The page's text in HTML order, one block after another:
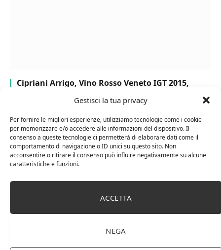
Gestisci la tua privacy
Per fornire le migliori esperienze, utilizziamo tecnologie come i cookie
per memorizzare e/o accedere alle informazioni del dispositivo. Il
consenso a queste tecnologie ci permetterà di elaborare dati come il
comportamento di navigazione o ID unici su questo sito. Non
acconsentire o ritirare il consenso può influire negativamente su alcune
caratteristiche e funzioni.
ACCETTA
NEGA
Cipriani Arrigo, Vino Rosso Veneto IGT 2015,
Chanson Pere & Fils – Chassagne Montrachet